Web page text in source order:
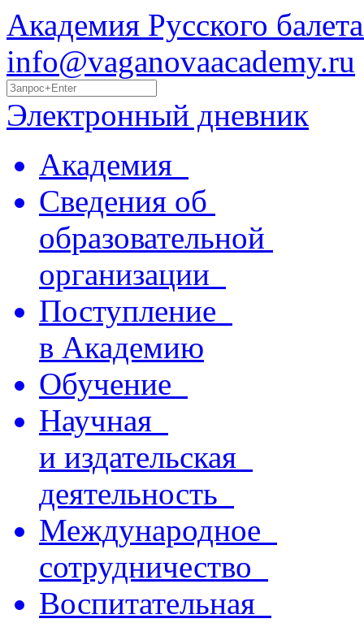
Академия Русского
info@vaganovaacademy.ru
Электронный дневник
Академия
Сведения об
образовательной
организации
Поступление
в Академию
Обучение
Научная
и издательская
деятельность
Международное
сотрудничество
Воспитательная